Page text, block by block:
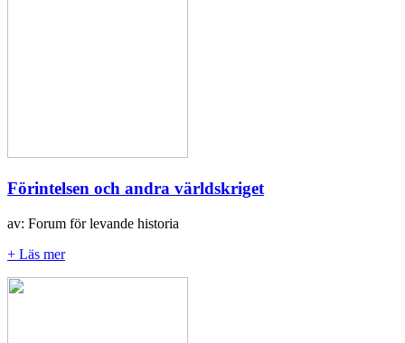
Förintelsen och andra världskriget
av: Forum för levande historia
+ Läs mer